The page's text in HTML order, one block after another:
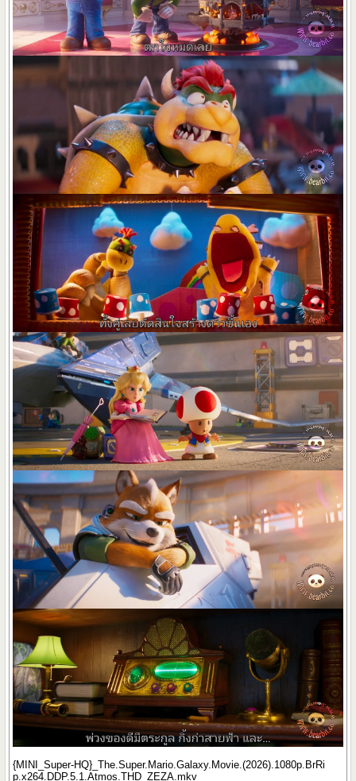
{MINI_Super-HQ}_The.Super.Mario.Galaxy.Movie.(2026).1080p.BrRi
p.x264.DDP.5.1.Atmos.THD_ZEZA.mkv